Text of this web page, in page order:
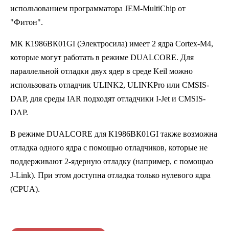
использованием программатора JEM-MultiChip от
"Фитон".
МК К1986ВК01GI (Электросила) имеет 2 ядра Cortex-M4,
которые могут работать в режиме DUALCORE. Для
параллельной отладки двух ядер в среде Keil можно
использовать отладчик ULINK2, ULINKPro или CMSIS-
DAP, для среды IAR подходят отладчики I-Jet и CMSIS-
DAP.
В режиме DUALCORE для К1986ВК01GI также возможна
отладка одного ядра с помощью отладчиков, которые не
поддерживают 2-ядерную отладку (например, с помощью
J-Link). При этом доступна отладка только нулевого ядра
(CPUA).